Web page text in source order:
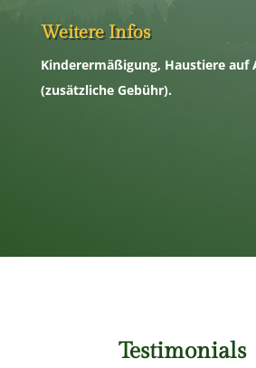
Weitere Infos
Kinderermäßigung, Haustiere auf
(zusätzliche Gebühr).
Testimonials